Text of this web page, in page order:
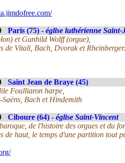
Paris (75) - église luthérienne Saint-
et Gunhild Wolff (orgue),
de Vitali, Bach, Dvorak et Rheinberger.
Saint Jean de Braye (45)
Foulliaron harpe,
Bach et Hindemith
Ciboure (64) - église Saint-Vincent
de l'histoire des orgues et du
de haut, le temps d'une partition tout